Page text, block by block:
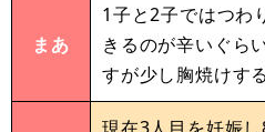
まあ
1子と2子ではつわ
きるのが辛いぐら
すが少し胸焼けす